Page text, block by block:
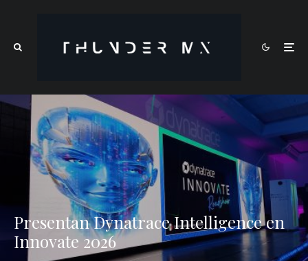
Presentan Dynatrace Intelligence en
Innovate 2026